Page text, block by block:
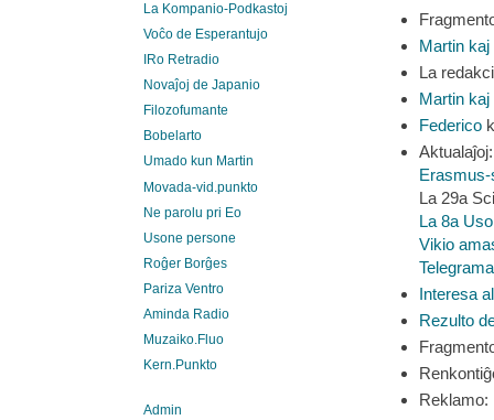
Martin kaj
La
Martin kaj
Federico
Aktualaĵoj:
Erasmus-
La 29a
La 8a
Vikio
Interesa
Rezulto
Reklamo:
La Kompanio-Podkastoj
Voĉo de Esperantujo
IRo Retradio
Novaĵoj de Japanio
Filozofumante
Bobelarto
Umado kun Martin
Movada-vid.punkto
Ne parolu pri Eo
Usone persone
Roĝer Borĝes
Pariza Ventro
Aminda Radio
Muzaiko.Fluo
Kern.Punkto
Admin